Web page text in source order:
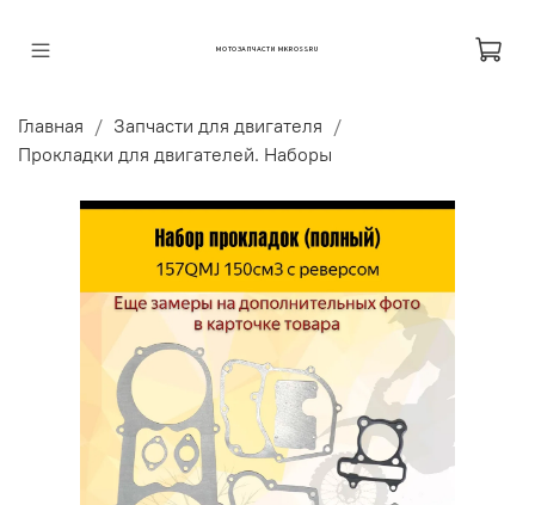
МОТОЗАПЧАСТИ MKROSS.RU
Главная
Запчасти для двигателя
Прокладки для двигателей. Наборы